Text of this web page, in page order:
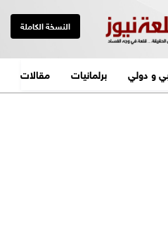
النسخة الكاملة
و دولي برلمانيات مقالات